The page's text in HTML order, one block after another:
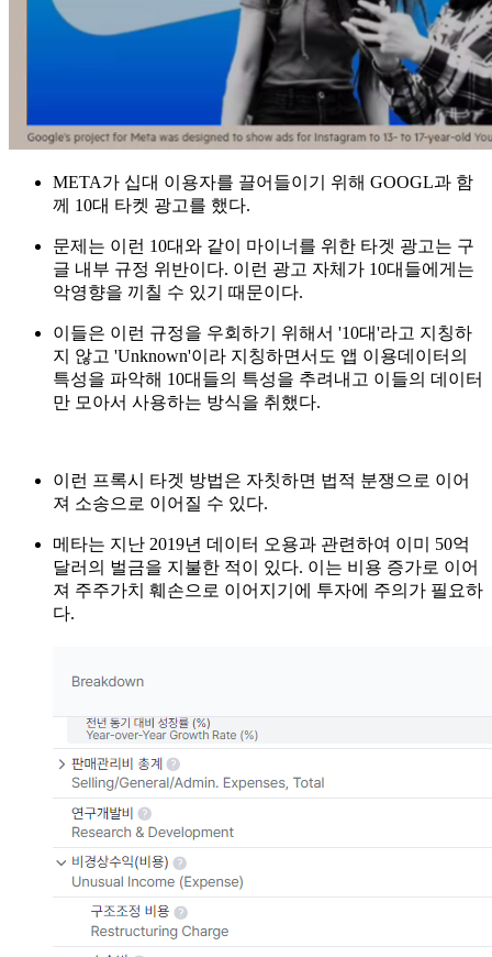
META가 십대 이용자를 끌어들이기 위해 GOOGL과 함
께 10대 타켓 광고를 했다.
문제는 이런 10대와 같이 마이너를 위한 타겟 광고는 구
글 내부 규정 위반이다. 이런 광고 자체가 10대들에게는
악영향을 끼칠 수 있기 때문이다.
이들은 이런 규정을 우회하기 위해서 '10대'라고 지칭하
지 않고 'Unknown'이라 지칭하면서도 앱 이용데이터의
특성을 파악해 10대들의 특성을 추려내고 이들의 데이터
만 모아서 사용하는 방식을 취했다.
이런 프록시 타겟 방법은 자칫하면 법적 분쟁으로 이어
져 소송으로 이어질 수 있다.
메타는 지난 2019년 데이터 오용과 관련하여 이미 50억
달러의 벌금을 지불한 적이 있다. 이는 비용 증가로 이어
져 주주가치 훼손으로 이어지기에 투자에 주의가 필요하
다.